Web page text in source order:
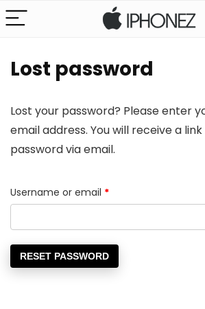
Lost password
Lost your password? Please enter
email address. You will receive a
password via email.
Username or email *Required
RESET PASSWORD